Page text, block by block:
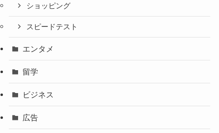
ショッピング
スピードテスト
エンタメ
留学
ビジネス
広告